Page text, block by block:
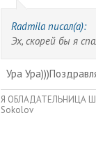
Radmila писал(а):
Эх, скорей бы я
Ура
Я ОБЛАДАТЕЛЬНИЦА
Sokolov